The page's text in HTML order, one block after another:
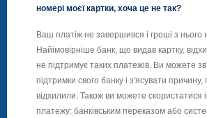
номері моєї картки, хоча це не так?
Ваш платіж не завершився і гроші з нього
Найімовірніше банк, що видав картку,
не підтримує таких платежів. Ви можете
підтримки свого банку і з'ясувати причину,
відхилили. Також ви можете
платежу: банківським переказом або